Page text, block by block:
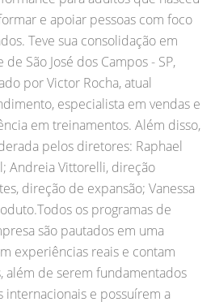
e apoiar pessoas com foco
Teve sua consolidação em
São José dos Campos - SP,
por Victor Rocha, atual
especialista em vendas e
em treinamentos. Além disso,
pelos diretores: Raphael
Andreia Vittorelli, direção
direção de expansão; Vanessa
os programas de
são pautados em uma
experiências reais e contam
além de serem fundamentados
internacionais e possuírem a